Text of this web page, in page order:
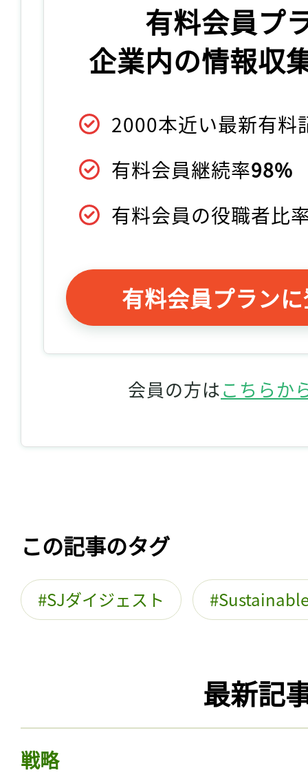
有料会員プ
企業内の情報収
2000本近い最新有料
有料会員継続率98%
有料会員の役職者比
有料会員プラン
会員の方はこちらか
この記事のタグ
SJダイジェスト
最新記
戦略